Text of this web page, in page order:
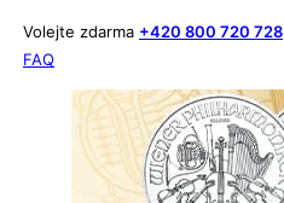
Volejte zdarma +420 800 720 728
FAQ